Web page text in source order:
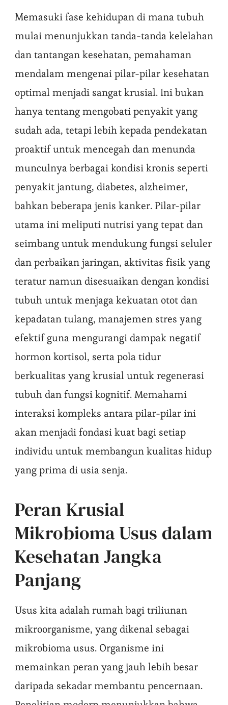
Memasuki fase kehidupan di mana tubuh
mulai menunjukkan tanda-tanda kelelahan
dan tantangan kesehatan, pemahaman
mendalam mengenai pilar-pilar kesehatan
optimal menjadi sangat krusial. Ini bukan
hanya tentang mengobati penyakit yang
sudah ada, tetapi lebih kepada pendekatan
proaktif untuk mencegah dan menunda
munculnya berbagai kondisi kronis seperti
penyakit jantung, diabetes, alzheimer,
bahkan beberapa jenis kanker. Pilar-pilar
utama ini meliputi nutrisi yang tepat dan
seimbang untuk mendukung fungsi seluler
dan perbaikan jaringan, aktivitas fisik yang
teratur namun disesuaikan dengan kondisi
tubuh untuk menjaga kekuatan otot dan
kepadatan tulang, manajemen stres yang
efektif guna mengurangi dampak negatif
hormon kortisol, serta pola tidur
berkualitas yang krusial untuk regenerasi
tubuh dan fungsi kognitif. Memahami
interaksi kompleks antara pilar-pilar ini
akan menjadi fondasi kuat bagi setiap
individu untuk membangun kualitas hidup
yang prima di usia senja.
Peran Krusial
Mikrobioma Usus dalam
Kesehatan Jangka
Panjang
Usus kita adalah rumah bagi triliunan
mikroorganisme, yang dikenal sebagai
mikrobioma usus. Organisme ini
memainkan peran yang jauh lebih besar
daripada sekadar membantu pencernaan.